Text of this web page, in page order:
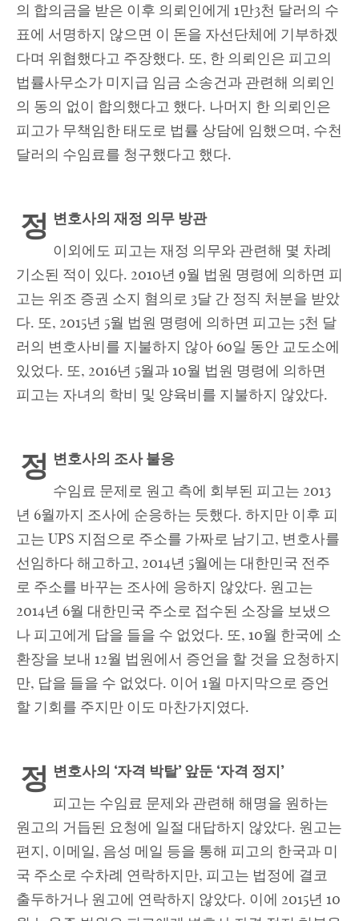
의 합의금을 받은 이후 의뢰인에게 1만3천 달러의 수
표에 서명하지 않으면 이 돈을 자선단체에 기부하겠
다며 위협했다고 주장했다. 또, 한 의뢰인은 피고의
법률사무소가 미지급 임금 소송건과 관련해 의뢰인
의 동의 없이 합의했다고 했다. 나머지 한 의뢰인은
피고가 무책임한 태도로 법률 상담에 임했으며, 수천
달러의 수임료를 청구했다고 했다.
정 변호사의 재정 의무 방관
이외에도 피고는 재정 의무와 관련해 몇 차례
기소된 적이 있다. 2010년 9월 법원 명령에 의하면 피
고는 위조 증권 소지 혐의로 3달 간 정직 처분을 받았
다. 또, 2015년 5월 법원 명령에 의하면 피고는 5천 달
러의 변호사비를 지불하지 않아 60일 동안 교도소에
있었다. 또, 2016년 5월과 10월 법원 명령에 의하면
피고는 자녀의 학비 및 양육비를 지불하지 않았다.
정 변호사의 조사 불응
수임료 문제로 원고 측에 회부된 피고는 2013
년 6월까지 조사에 순응하는 듯했다. 하지만 이후 피
고는 UPS 지점으로 주소를 가짜로 남기고, 변호사를
선임하다 해고하고, 2014년 5월에는 대한민국 전주
로 주소를 바꾸는 조사에 응하지 않았다. 원고는
2014년 6월 대한민국 주소로 접수된 소장을 보냈으
나 피고에게 답을 들을 수 없었다. 또, 10월 한국에 소
환장을 보내 12월 법원에서 증언을 할 것을 요청하지
만, 답을 들을 수 없었다. 이어 1월 마지막으로 증언
할 기회를 주지만 이도 마찬가지였다.
정 변호사의 ‘자격 박탈’ 앞둔 ‘자격 정지’
피고는 수임료 문제와 관련해 해명을 원하는
원고의 거듭된 요청에 일절 대답하지 않았다. 원고는
편지, 이메일, 음성 메일 등을 통해 피고의 한국과 미
국 주소로 수차례 연락하지만, 피고는 법정에 결코
출두하거나 원고에 연락하지 않았다. 이에 2015년 10